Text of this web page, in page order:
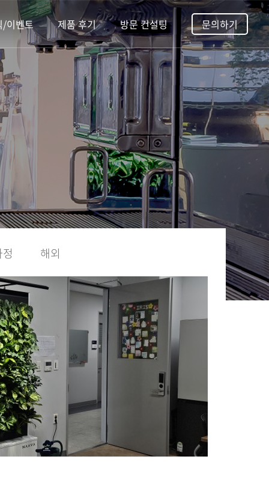
/이벤트 제품 후기 방문 컨설팅 문의하기
해외